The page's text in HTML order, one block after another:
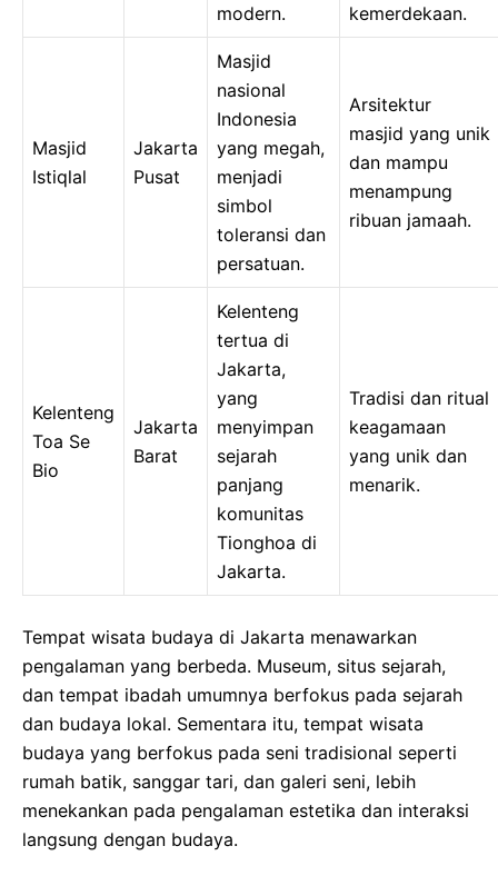
modern.
kemerdekaan.
Masjid
Istiqlal
Jakarta
Pusat
Masjid
nasional
Indonesia
yang megah,
menjadi
simbol
toleransi dan
persatuan.
Arsitektur
masjid yang unik
dan mampu
menampung
ribuan jamaah.
Kelenteng
Toa Se
Bio
Jakarta
Barat
Kelenteng
tertua di
Jakarta,
yang
menyimpan
sejarah
panjang
komunitas
Tionghoa di
Jakarta.
Tradisi dan ritual
keagamaan
yang unik dan
menarik.
Tempat wisata budaya di Jakarta menawarkan
pengalaman yang berbeda. Museum, situs sejarah,
dan tempat ibadah umumnya berfokus pada sejarah
dan budaya lokal. Sementara itu, tempat wisata
budaya yang berfokus pada seni tradisional seperti
rumah batik, sanggar tari, dan galeri seni, lebih
menekankan pada pengalaman estetika dan interaksi
langsung dengan budaya.